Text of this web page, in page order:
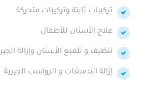
تركيبات ثابتة وتركيبات متحركة
علاج الأسنان للأطفال
تنظيف و تلميع الأسنان وإزالة الجير
إزالة التصبغات و الرواسب الجيرية